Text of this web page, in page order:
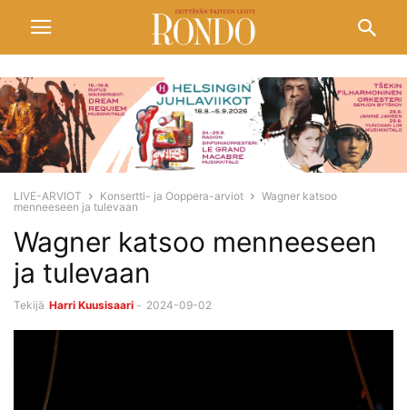
LIVE-ARVIOT Konsertti- ja Ooppera-arviot
Wagner katsoo
menneeseen ja tulevaan
Wagner katsoo menneeseen
ja tulevaan
Tekijä Harri Kuusisaari - 2024-09-02